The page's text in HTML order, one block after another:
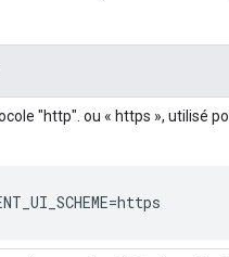
"http". ou « https », utilisé